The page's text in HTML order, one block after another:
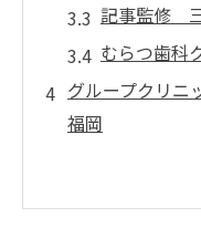
記事監修
むらつ歯科
グループクリニ
福岡